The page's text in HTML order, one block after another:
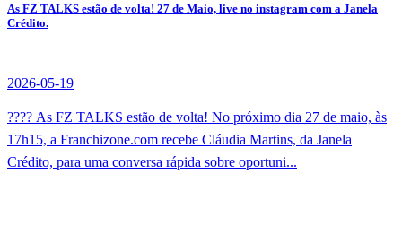
As FZ TALKS estão de volta! 27 de Maio, live no instagram com a Janela
Crédito.
2026-05-19
???? As FZ TALKS estão de volta! No próximo dia 27 de maio, às
17h15, a Franchizone.com recebe Cláudia Martins, da Janela
Crédito, para uma conversa rápida sobre oportuni...